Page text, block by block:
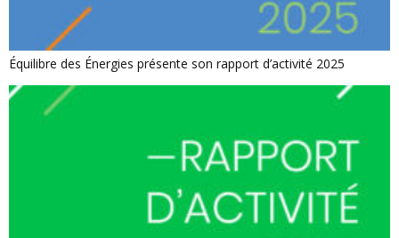
Équilibre des Énergies présente son rapport d’activité 2025